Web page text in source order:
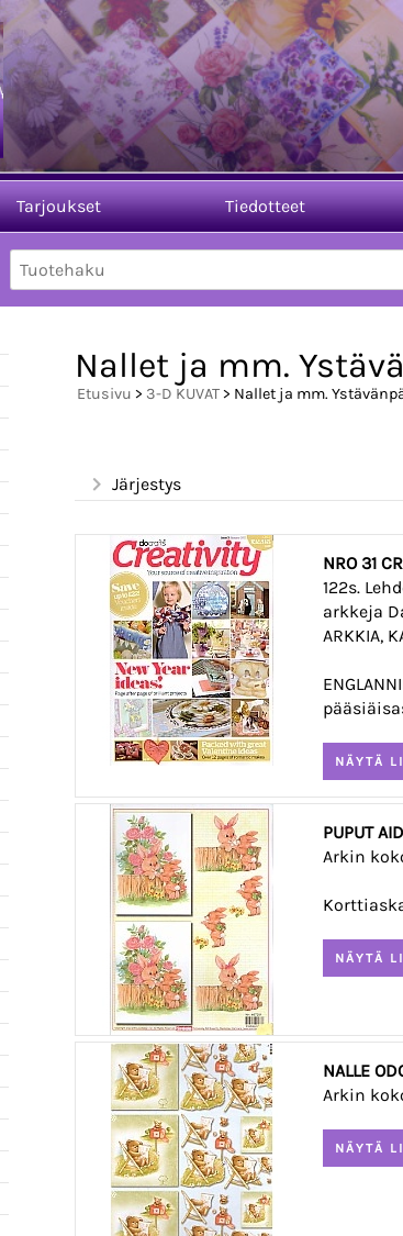
Tarjoukset Tiedotteet
Nallet ja mm.
Etusivu > 3-D KUVAT> Nallet ja mm.
Järjestys
NRO 31
122s.
arkkeja
ARKKIA,
PUPUT
Arkin
NALLE
Arkin